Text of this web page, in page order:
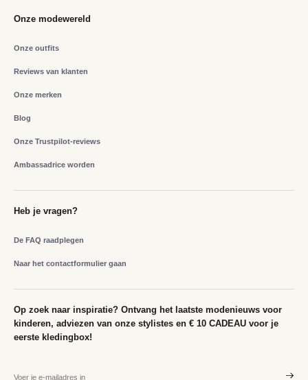
Onze modewereld
Onze outfits
Reviews van klanten
Onze merken
Blog
Onze Trustpilot-reviews
Ambassadrice worden
Heb je vragen?
De FAQ raadplegen
Naar het contactformulier gaan
Op zoek naar inspiratie? Ontvang het laatste modenieuws voor
kinderen, adviezen van onze stylistes en € 10 CADEAU voor je
eerste kledingbox!